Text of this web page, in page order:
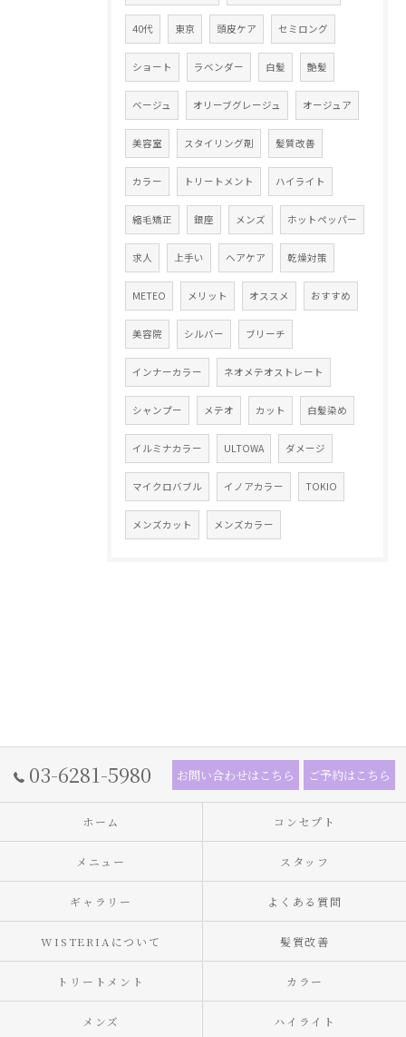
40代 東京 頭皮ケア セミロング
ショート ラベンダー 白髪 艶髪
ベージュ オリーブグレージュ オージュア
美容室 スタイリング剤 髪質改善
カラー トリートメント ハイライト
縮毛矯正 銀座 メンズ ホットペッパー
求人 上手い ヘアケア 乾燥対策
METEO メリット オススメ おすすめ
美容院 シルバー ブリーチ
インナーカラー ネオメテオストレート
シャンプー メテオ カット 白髪染め
イルミナカラー ULTOWA ダメージ
マイクロバブル イノアカラー TOKIO
メンズカット メンズカラー
03-6281-5980 お問い合わせはこちら ご予約はこちら
ホーム コンセプト
メニュー スタッフ
ギャラリー よくある質問
WISTERIAについて 髪質改善
トリートメント カラー
メンズ ハイライト